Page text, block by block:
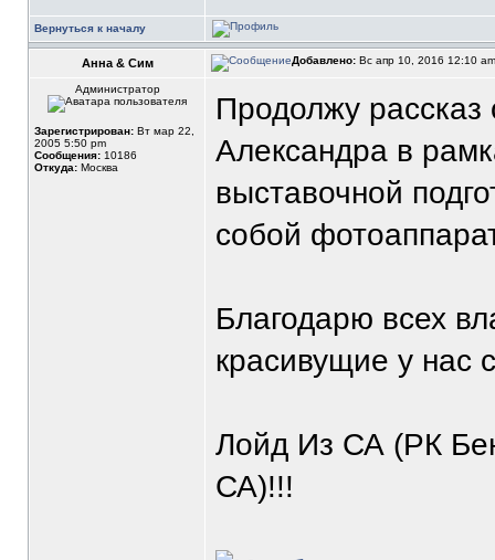
Вернуться к началу
Анна & Сим Добавлено: Вс апр 10, 2016 12:10
Администратор
Зарегистрирован: Вт мар 22,
2005 5:50 pm
Сообщения: 10186
Откуда: Москва
Продолжу рассказ
Александра в
выставочной
собой
Благодарю всех
красивущие у нас
Лойд Из СА (РК
СА)!!!